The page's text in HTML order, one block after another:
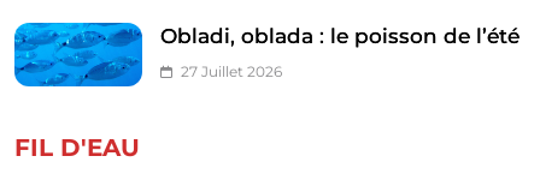
Obladi, oblada : le poisson de l’été
27 Juillet 2026
FIL D'EAU